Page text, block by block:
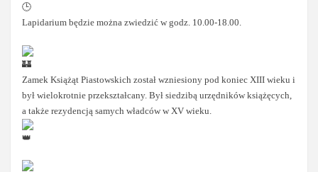
Lapidarium będzie można zwiedzić w godz. 10.00-18.00.
Zamek Książąt Piastowskich został wzniesiony pod koniec XIII wieku i
był wielokrotnie przekształcany. Był siedzibą urzędników książęcych,
a także rezydencją samych władców w XV wieku.